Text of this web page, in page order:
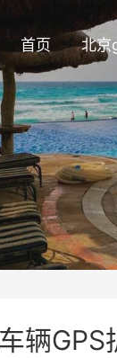
首页 北京
辆GPS